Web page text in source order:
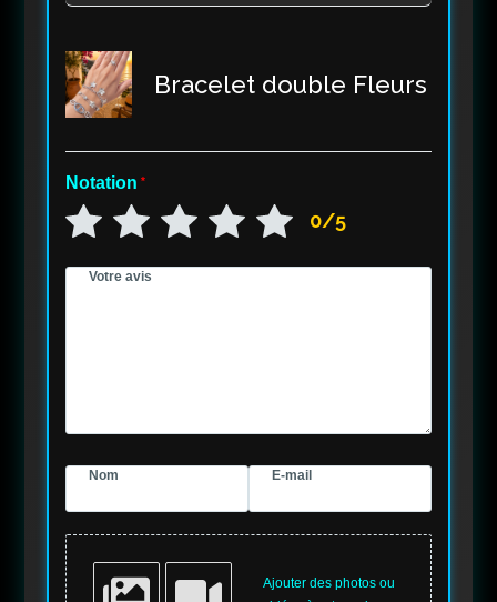
Bracelet double Fleurs
Notation *
0/5
Votre avis
Nom E-mail
Ajouter des photos ou